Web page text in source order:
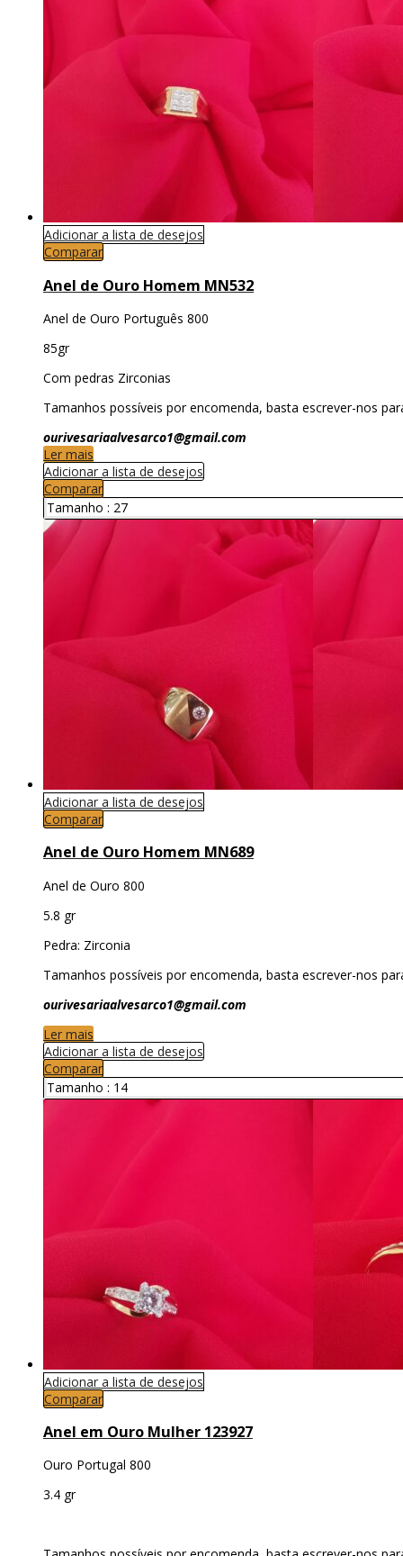
Adicionar a lista de desejos
Comparar
Anel de Ouro Homem MN532
Anel de Ouro Português 800
85gr
Com pedras Zirconias
Tamanhos possíveis por encomenda, basta escrever-nos
ourivesariaalvesarco1@gmail.com
Ler mais
Adicionar a lista de desejos
Comparar
Tamanho : 27
Adicionar a lista de desejos
Comparar
Anel de Ouro Homem MN689
Anel de Ouro 800
5.8 gr
Pedra: Zirconia
Tamanhos possíveis por encomenda, basta escrever-nos
ourivesariaalvesarco1@gmail.com
Ler mais
Adicionar a lista de desejos
Comparar
Tamanho : 14
Adicionar a lista de desejos
Comparar
Anel em Ouro Mulher 123927
Ouro Portugal 800
3.4 gr